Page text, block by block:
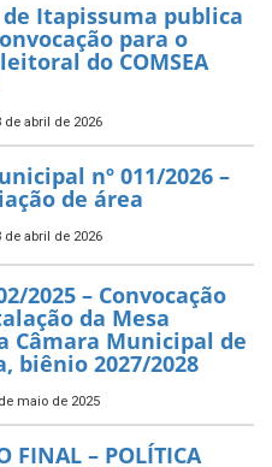
Itapissuma publica
para o
do COMSEA
de abril de 2026
nº 011/2026 –
de área
de abril de 2026
2025 – Convocação
da Mesa
Câmara Municipal de
biênio 2027/2028
maio de 2025
FINAL – POLÍTICA